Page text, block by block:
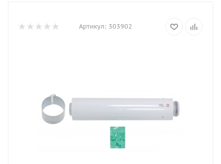
Артикул: 303902